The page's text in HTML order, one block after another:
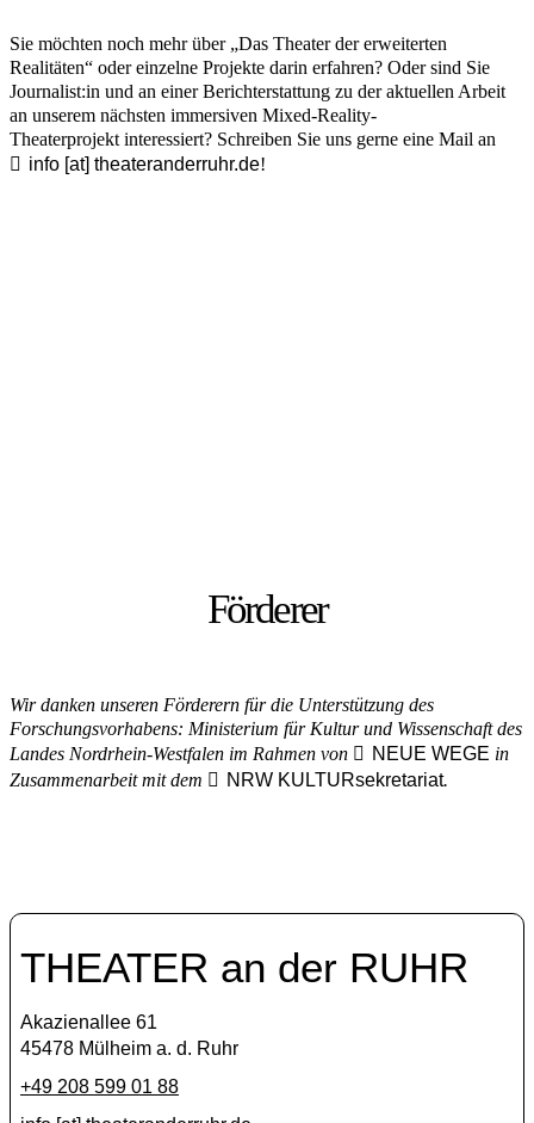
Sie möchten noch mehr über „Das Theater der erweiterten
Realitäten“ oder einzelne Projekte darin erfahren? Oder sind Sie
Journalist:in und an einer Berichterstattung zu der aktuellen Arbeit
an unserem nächsten immersiven Mixed-Reality-
Theaterprojekt interessiert? Schreiben Sie uns gerne eine Mail an
info [​at​] theateranderruhr.de!
Förderer
Wir danken unseren Förderern für die Unterstützung des
Forschungsvorhabens: Ministerium für Kultur und Wissenschaft des
Landes Nordrhein-Westfalen im Rahmen von
NEUE WEGE in
Zusammenarbeit mit dem
NRW KULTURsekretariat.
THEATER an der RUHR
Akazienallee 61
45478 Mülheim a. d. Ruhr
+49 208 599 01 88